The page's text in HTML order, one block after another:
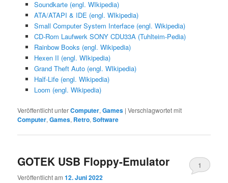
Soundkarte (engl. WIkipedia)
ATA/ATAPI & IDE (engl. WIkipedia)
Small Computer System Interface (engl. Wikipedia)
CD-Rom Laufwerk SONY CDU33A (Tuhlteim-Pedia)
Rainbow Books (engl. Wikipedia)
Hexen II (engl. WIkipedia)
Grand Theft Auto (engl. WIkipedia)
Half-Life (engl. Wikipedia)
Loom (engl. Wikipedia)
Veröffentlicht unterComputer,Games |Verschlagwortet mit
Computer,Games, Retro,Software
GOTEK USB Floppy-Emulator
Veröffentlicht am12. Juni 2022
1